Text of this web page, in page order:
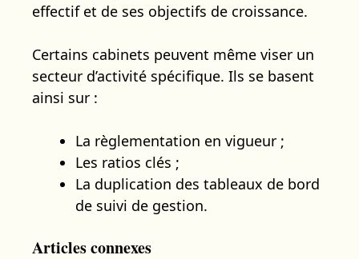
effectif et de ses objectifs de croissance.
Certains cabinets peuvent même viser un
secteur d’activité spécifique. Ils se basent
ainsi sur :
La règlementation en vigueur ;
Les ratios clés ;
La duplication des tableaux de bord
de suivi de gestion.
Articles connexes